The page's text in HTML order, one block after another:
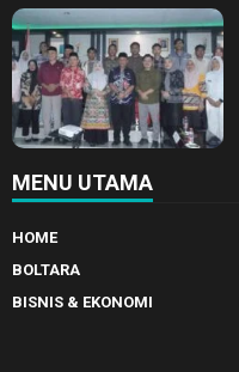
MENU UTAMA
HOME
BOLTARA
BISNIS & EKONOMI